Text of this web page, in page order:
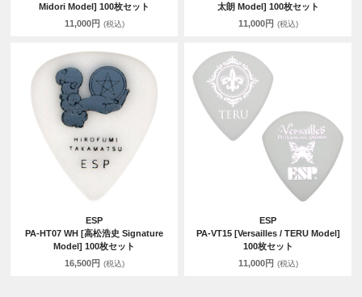
Midori Model] 100枚セット
11,000円 (税込)
太朗 Model] 100枚セット
11,000円 (税込)
ESP
PA-HT07 WH [高松浩史 Signature
Model] 100枚セット
16,500円 (税込)
ESP
PA-VT15 [Versailles / TERU Model]
100枚セット
11,000円 (税込)